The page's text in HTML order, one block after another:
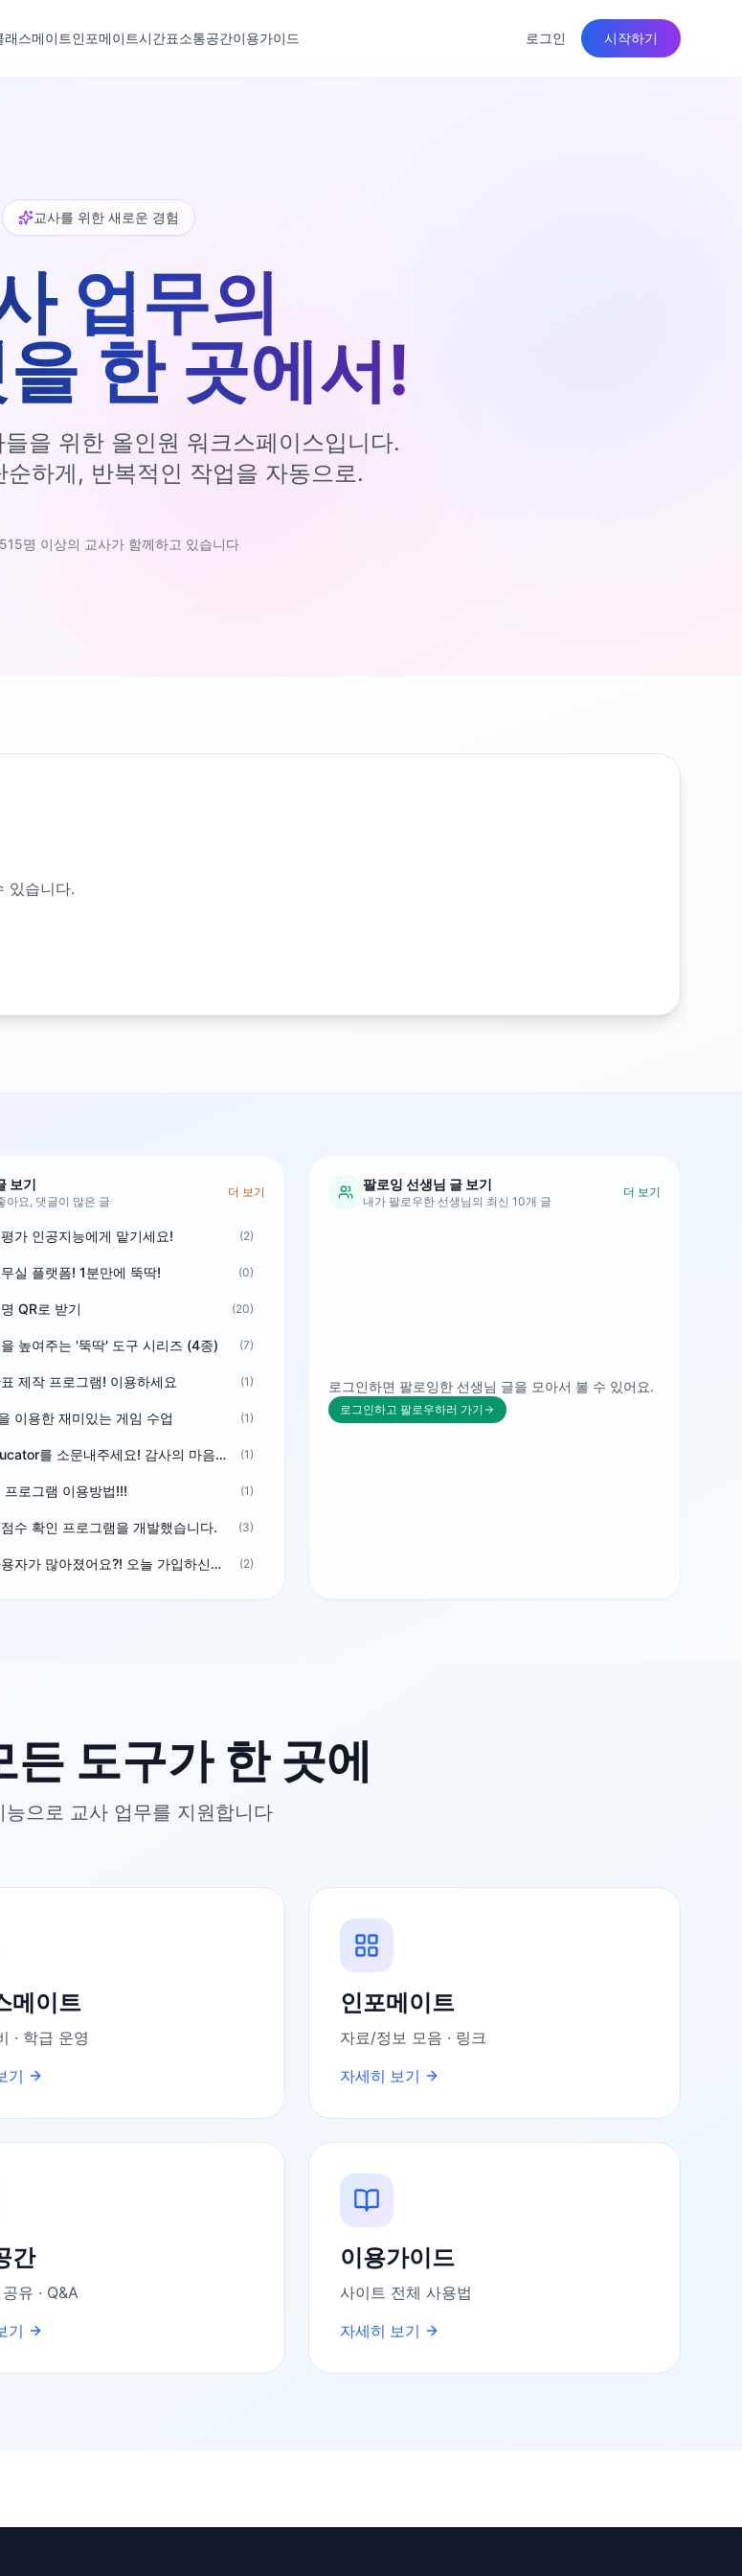
래스메이트인포메이트시간표소통공간이용가이드 로그인 시작하기
교사를 위한 새로운 경험
업무의
한 곳에서!
을 위한 올인원 워크스페이스입니다.
하게, 반복적인 작업을 자동으로.
명 이상의 교사가 함께하고 있습니다
있습니다.
보기
아요, 댓글이 많은 글
더 보기
가 인공지능에게 맡기세요! (2)
실 플랫폼! 1분만에 뚝딱! (0)
QR로 받기 (20)
높여주는 '뚝딱' 도구 시리즈 (4종) (7)
제작 프로그램! 이용하세요 (1)
이용한 재미있는 게임 수업 (1)
📢 ForEducator를 소문내주세요! 감사의 마음을 담은 포인트 선물 (1)
프로그램 이용방법!!! (1)
수 확인 프로그램을 개발했습니다. (3)
갑자기 사용자가 많아졌어요?! 오늘 가입하신분^^ (2)
팔로잉 선생님 글 보기
내가 팔로우한 선생님의 최신 10개 글
더 보기
로그인하면 팔로잉한 선생님 글을 모아서 볼 수 있어요.
로그인하고 팔로우하러 가기
든 도구가 한 곳에
능으로 교사 업무를 지원합니다
메이트
· 학급 운영
기
인포메이트
자료/정보 모음 · 링크
자세히 보기
간
유 · Q&A
기
이용가이드
사이트 전체 사용법
자세히 보기